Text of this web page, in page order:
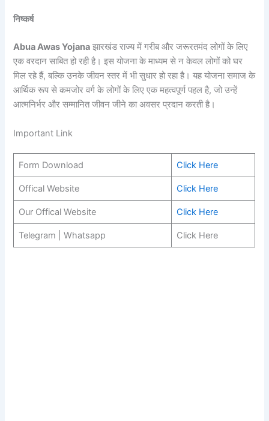
निष्कर्ष
Abua Awas Yojana झारखंड राज्य में गरीब और जरूरतमंद लोगों के लिए
एक वरदान साबित हो रही है। इस योजना के माध्यम से न केवल लोगों को घर
मिल रहे हैं, बल्कि उनके जीवन स्तर में भी सुधार हो रहा है। यह योजना समाज के
आर्थिक रूप से कमजोर वर्ग के लोगों के लिए एक महत्वपूर्ण पहल है, जो उन्हें
आत्मनिर्भर और सम्मानित जीवन जीने का अवसर प्रदान करती है।
Important Link
Form Download Click Here
Offical Website Click Here
Our Offical Website Click Here
Telegram | Whatsapp Click Here